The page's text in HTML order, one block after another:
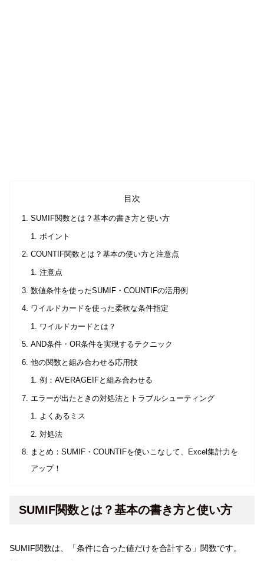
目次
SUMIF関数とは？基本の書き方と使い方
ポイント
COUNTIF関数とは？基本の使い方と注意点
注意点
数値条件を使ったSUMIF・COUNTIFの活用例
ワイルドカードを使った柔軟な条件指定
ワイルドカードとは？
AND条件・OR条件を実現するテクニック
他の関数と組み合わせる応用技
例：AVERAGEIFと組み合わせる
エラーが出たときの対処法とトラブルシューティング
よくあるミス
対処法
まとめ：SUMIF・COUNTIFを使いこなして、Excel集計力を
アップ！
SUMIF関数とは？基本の書き方と使い方
SUMIF関数は、「条件に合った値だけを合計する」関数です。